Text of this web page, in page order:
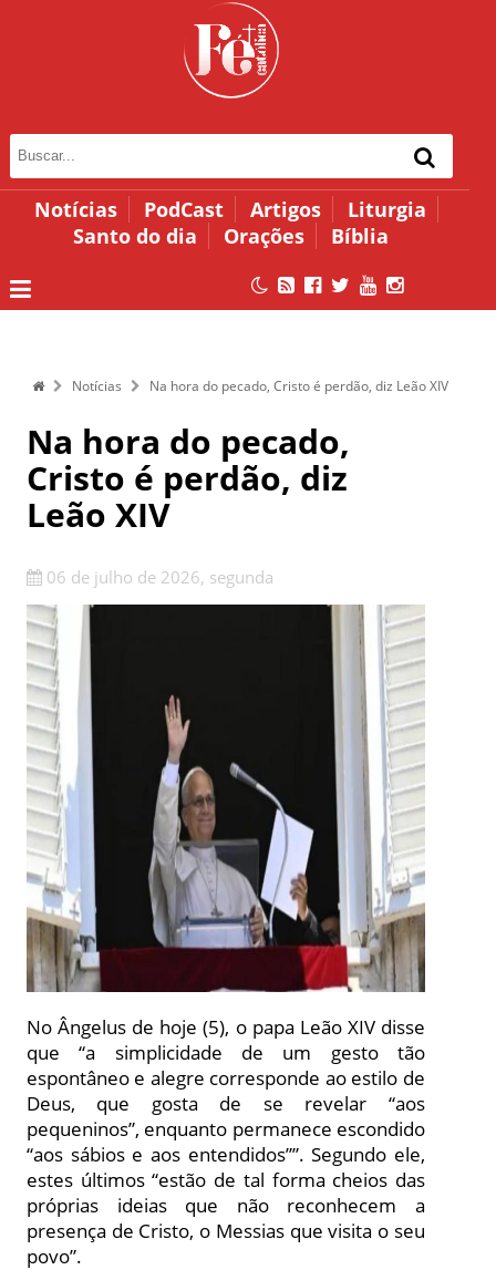
Notícias PodCast Artigos
Liturgia
Santo do dia
Orações Bíblia
Notícias Na hora do pecado, Cristo é perdão, diz Leão XIV
Na hora do pecado,
Cristo é perdão, diz
Leão XIV
06 de julho de 2026, segunda
No Ângelus de hoje (5), o papa Leão XIV disse
que “a simplicidade de um gesto tão
espontâneo e alegre corresponde ao estilo de
Deus, que gosta de se revelar “aos
pequeninos”, enquanto permanece escondido
“aos sábios e aos entendidos””. Segundo ele,
estes últimos “estão de tal forma cheios das
próprias ideias que não reconhecem a
presença de Cristo, o Messias que visita o seu
povo”.